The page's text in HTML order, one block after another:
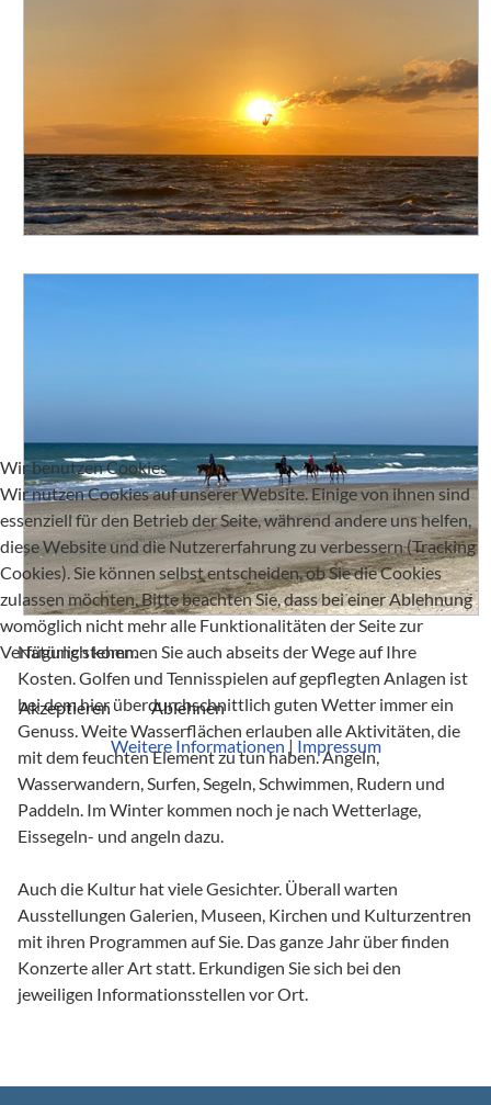
Natürlich kommen Sie auch abseits der Wege auf Ihre
Kosten. Golfen und Tennisspielen auf gepflegten Anlagen ist
bei dem hier überdurchschnittlich guten Wetter immer ein
Genuss. Weite Wasserflächen erlauben alle Aktivitäten, die
mit dem feuchten Element zu tun haben. Angeln,
Wasserwandern, Surfen, Segeln, Schwimmen, Rudern und
Paddeln. Im Winter kommen noch je nach Wetterlage,
Eissegeln- und angeln dazu.
Auch die Kultur hat viele Gesichter. Überall warten
Ausstellungen Galerien, Museen, Kirchen und Kulturzentren
mit ihren Programmen auf Sie. Das ganze Jahr über finden
Konzerte aller Art statt. Erkundigen Sie sich bei den
jeweiligen Informationsstellen vor Ort.
Wir benutzen Cookies
Wir nutzen Cookies auf unserer Website. Einige von ihnen sind
essenziell für den Betrieb der Seite, während andere uns helfen,
diese Website und die Nutzererfahrung zu verbessern (Tracking
Cookies). Sie können selbst entscheiden, ob Sie die Cookies
zulassen möchten. Bitte beachten Sie, dass bei einer Ablehnung
womöglich nicht mehr alle Funktionalitäten der Seite zur
Verfügung stehen.
Akzeptieren
Ablehnen
Weitere Informationen | Impressum